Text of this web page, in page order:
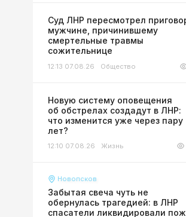
Суд ЛНР пересмотрел
мужчине, причинившему
смертельные травмы
сожительнице
12:13 07.08.26 Общество
Новую систему оповещения
об обстрелах создадут в ЛНР:
что изменится уже через пару
лет?
12:10 07.08.26 Жизнь
Новопсков
Забытая свеча чуть не
обернулась трагедией: в ЛНР
спасатели ликвидировали